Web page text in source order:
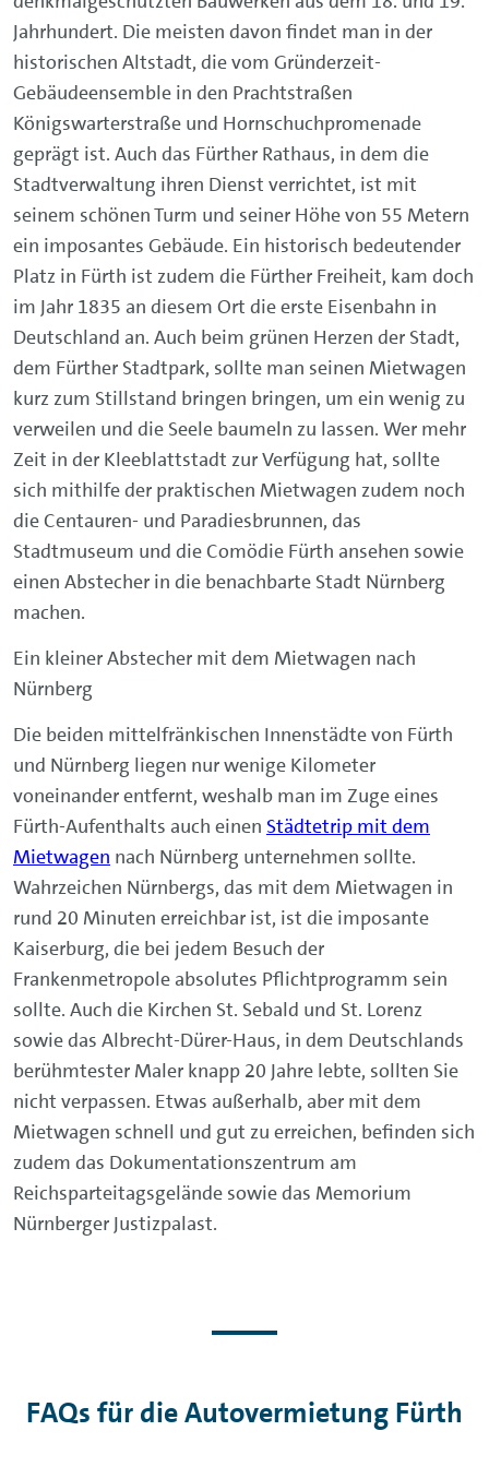
Jahrhundert. Die meisten davon findet man in der
historischen Altstadt, die vom Gründerzeit-
Gebäudeensemble in den Prachtstraßen
Königswarterstraße und Hornschuchpromenade
geprägt ist. Auch das Fürther Rathaus, in dem die
Stadtverwaltung ihren Dienst verrichtet, ist mit
seinem schönen Turm und seiner Höhe von 55 Metern
ein imposantes Gebäude. Ein historisch bedeutender
Platz in Fürth ist zudem die Fürther Freiheit, kam doch
im Jahr 1835 an diesem Ort die erste Eisenbahn in
Deutschland an. Auch beim grünen Herzen der Stadt,
dem Fürther Stadtpark, sollte man seinen Mietwagen
kurz zum Stillstand bringen bringen, um ein wenig zu
verweilen und die Seele baumeln zu lassen. Wer mehr
Zeit in der Kleeblattstadt zur Verfügung hat, sollte
sich mithilfe der praktischen Mietwagen zudem noch
die Centauren- und Paradiesbrunnen, das
Stadtmuseum und die Comödie Fürth ansehen sowie
einen Abstecher in die benachbarte Stadt Nürnberg
machen.
Ein kleiner Abstecher mit dem Mietwagen nach
Nürnberg
Die beiden mittelfränkischen Innenstädte von Fürth
und Nürnberg liegen nur wenige Kilometer
voneinander entfernt, weshalb man im Zuge eines
Fürth-Aufenthalts auch einen Städtetrip mit dem
Mietwagen nach Nürnberg unternehmen sollte.
Wahrzeichen Nürnbergs, das mit dem Mietwagen in
rund 20 Minuten erreichbar ist, ist die imposante
Kaiserburg, die bei jedem Besuch der
Frankenmetropole absolutes Pflichtprogramm sein
sollte. Auch die Kirchen St. Sebald und St. Lorenz
sowie das Albrecht-Dürer-Haus, in dem Deutschlands
berühmtester Maler knapp 20 Jahre lebte, sollten Sie
nicht verpassen. Etwas außerhalb, aber mit dem
Mietwagen schnell und gut zu erreichen, befinden sich
zudem das Dokumentationszentrum am
Reichsparteitagsgelände sowie das Memorium
Nürnberger Justizpalast.
FAQs für die Autovermietung Fürth